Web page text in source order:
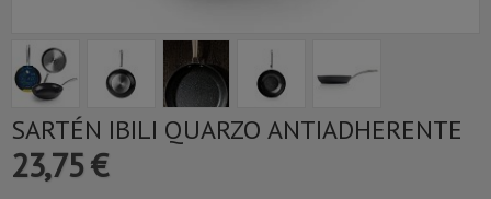
SARTÉN IBILI QUARZO ANTIADHERENTE
23,75 €